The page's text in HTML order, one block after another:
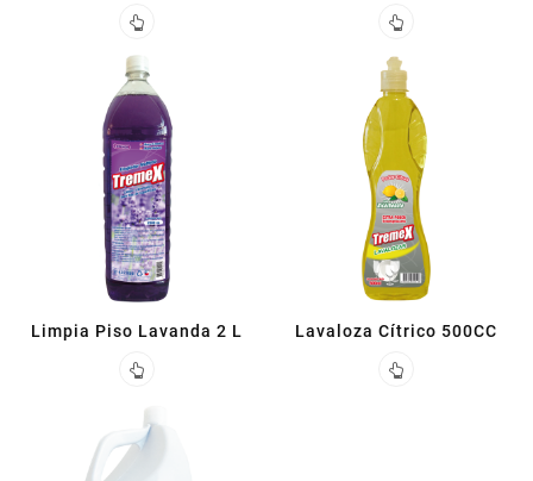
Limpia Piso Lavanda 2 L Lavaloza Cítrico 500CC